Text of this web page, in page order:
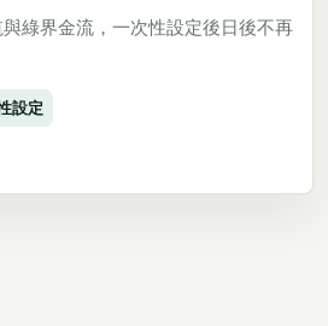
綠界金流，一次性設定後日後不再
設定